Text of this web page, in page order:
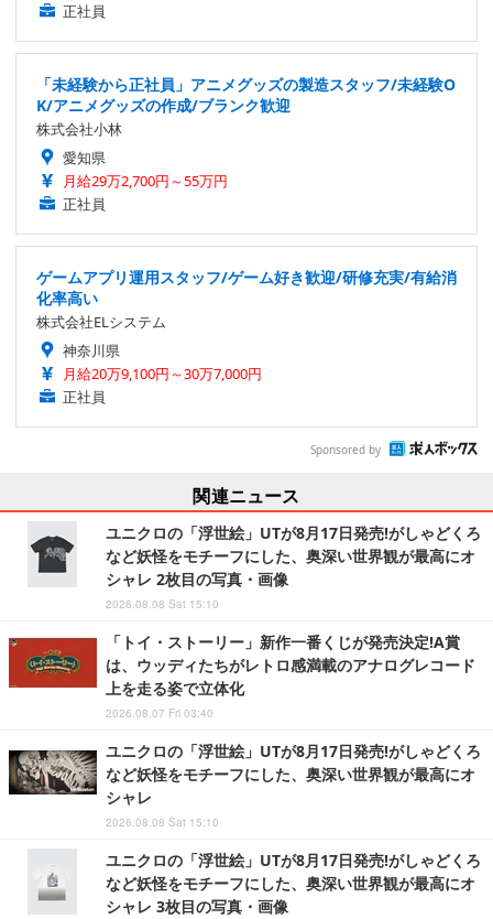
正社員
「未経験から正社員」アニメグッズの製造スタッフ/未経験O
K/アニメグッズの作成/ブランク歓迎
株式会社小林
愛知県
月給29万2,700円～55万円
正社員
ゲームアプリ運用スタッフ/ゲーム好き歓迎/研修充実/有給消
化率高い
株式会社ELシステム
神奈川県
月給20万9,100円～30万7,000円
正社員
Sponsored by
関連ニュース
ユニクロの「浮世絵」UTが8月17日発売!がしゃどくろ
など妖怪をモチーフにした、奥深い世界観が最高にオ
シャレ 2枚目の写真・画像
2026.08.08 Sat 15:10
「トイ・ストーリー」新作一番くじが発売決定!A賞
は、ウッディたちがレトロ感満載のアナログレコード
上を走る姿で立体化
2026.08.07 Fri 03:40
ユニクロの「浮世絵」UTが8月17日発売!がしゃどくろ
など妖怪をモチーフにした、奥深い世界観が最高にオ
シャレ
2026.08.08 Sat 15:10
ユニクロの「浮世絵」UTが8月17日発売!がしゃどくろ
など妖怪をモチーフにした、奥深い世界観が最高にオ
シャレ 3枚目の写真・画像